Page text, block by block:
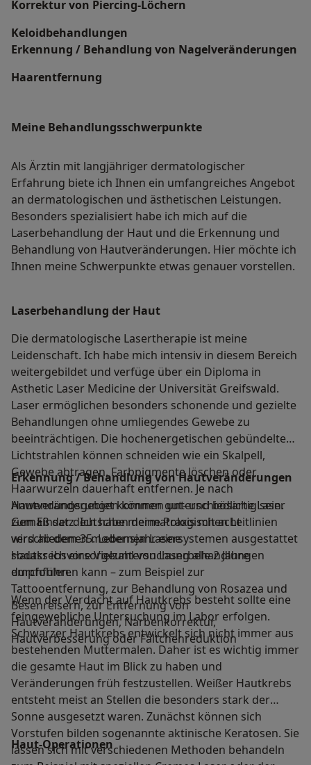
Korrektur von Piercing-Löchern
Keloidbehandlungen
Erkennung / Behandlung von Nagelveränderungen
Haarentfernung
Meine Behandlungs­schwerpunkte
Als Ärztin mit langjähriger dermatologischer
Erfahrung biete ich Ihnen ein umfangreiches Angebot
an dermatologischen und ästhetischen Leistungen.
Besonders spezialisiert habe ich mich auf die
Laserbehandlung der Haut und die Erkennung und
Behandlung von Hautveränderungen. Hier möchte ich
Ihnen meine Schwerpunkte etwas genauer vorstellen.
Laserbehandlung der Haut
Die dermatologische Lasertherapie ist meine
Leidenschaft. Ich habe mich intensiv in diesem Bereich
weitergebildet und verfüge über ein Diploma in
Asthetic Laser Medicine der Universität Greifswald.
Laser ermöglichen besonders schonende und gezielte
Behandlungen ohne umliegendes Gewebe zu
beeinträchtigen. Die hochenergetischen gebündelten
Lichtstrahlen können schneiden wie ein Skalpell,
Gewebe abtragen, Farbpigmente löschen oder
Haarwurzeln dauerhaft entfernen. Je nach
Anwendungsgebiet kommen unterschiedliche Laser
zum Einsatz. Ich habe meine Praxis mit acht
verschiedenen modernen Lasersystemen ausgestattet
sodass ich eine Vielzahl von Laserbehandlungen
durchführen kann – zum Beispiel zur
Tattooentfernung, zur Behandlung von Rosazea und
Besenreisern, zur Entfernung von
Hautveränderungen, Narbenkorrektur,
Hautverbesserung oder Fältchenreduktion
Erkennung / Behandlung von Hautveränderungen
Hautveränderungen können gut- und bösartig sein.
Gemäß der deutschen dermatologischen Leitlinien
wird ab dem 35. Lebensjahr eine
Hautkrebsvorsorgeuntersuchung alle 2 Jahre
empfohlen.
Wenn der Verdacht auf Hautkrebs besteht sollte eine
feingewebliche Untersuchung im Labor erfolgen.
Schwarzer Hautkrebs entwickelt sich nicht immer aus
bestehenden Muttermalen. Daher ist es wichtig immer
die gesamte Haut im Blick zu haben und
Veränderungen früh festzustellen. Weißer Hautkrebs
entsteht meist an Stellen die besonders stark der
Sonne ausgesetzt waren. Zunächst können sich
Vorstufen bilden sogenannte aktinische Keratosen. Sie
lassen sich mit verschiedenen Methoden behandeln
Haut-Operationen